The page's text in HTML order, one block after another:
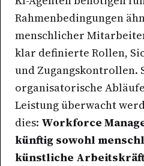
Rahmenbedingungen
menschlicher
klar definierte Rollen,
und Zugangskontrollen.
organisatorische
Leistung überwacht
dies: Workforce
künftig sowohl
künstliche